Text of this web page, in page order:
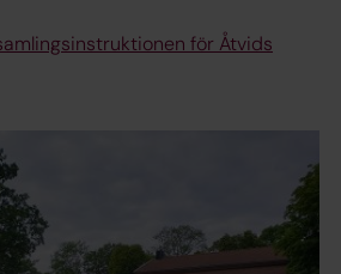
för Åtvids